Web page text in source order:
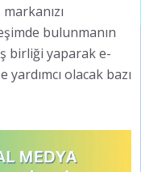
bulunmanın
birliği yaparak e-
olacak bazı